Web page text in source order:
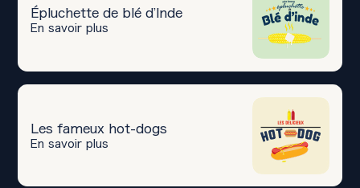
Épluchette de blé d’Inde
En savoir plus
Les fameux hot-dogs
En savoir plus